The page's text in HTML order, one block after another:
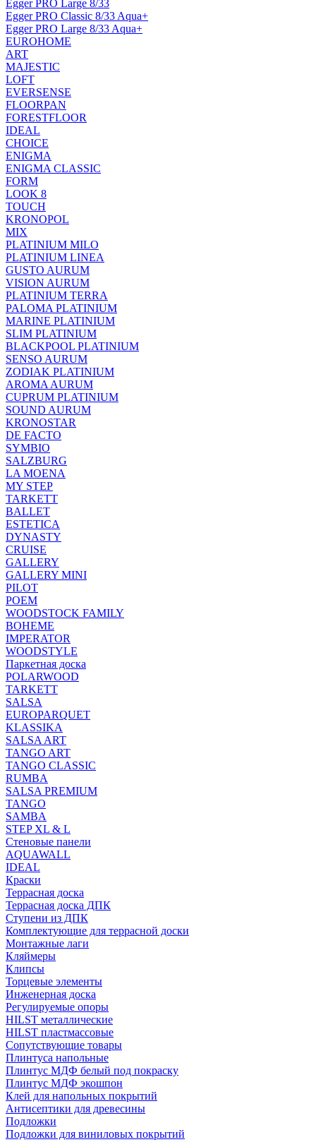
Egger PRO Large 8/33
Egger PRO Classic 8/33 Aqua+
Egger PRO Large 8/33 Aqua+
EUROHOME
ART
MAJESTIC
LOFT
EVERSENSE
FLOORPAN
FORESTFLOOR
IDEAL
CHOICE
ENIGMA
ENIGMA CLASSIC
FORM
LOOK 8
TOUCH
KRONOPOL
MIX
PLATINIUM MILO
PLATINIUM LINEA
GUSTO AURUM
VISION AURUM
PLATINIUM TERRA
PALOMA PLATINIUM
MARINE PLATINIUM
SLIM PLATINIUM
BLACKPOOL PLATINIUM
SENSO AURUM
ZODIAK PLATINIUM
AROMA AURUM
CUPRUM PLATINIUM
SOUND AURUM
KRONOSTAR
DE FACTO
SYMBIO
SALZBURG
LA MOENA
MY STEP
TARKETT
BALLET
ESTETICA
DYNASTY
CRUISE
GALLERY
GALLERY MINI
PILOT
POEM
WOODSTOCK FAMILY
BOHEME
IMPERATOR
WOODSTYLE
Паркетная доска
POLARWOOD
TARKETT
SALSA
EUROPARQUET
KLASSIKA
SALSA ART
TANGO ART
TANGO CLASSIC
RUMBA
SALSA PREMIUM
TANGO
SAMBA
STEP XL & L
Стеновые панели
AQUAWALL
IDEAL
Краски
Террасная доска
Террасная доска ДПК
Ступени из ДПК
Комплектующие для террасной доски
Монтажные лаги
Кляймеры
Клипсы
Торцевые элементы
Инженерная доска
Регулируемые опоры
HILST металлические
HILST пластмассовые
Сопутствующие товары
Плинтуса напольные
Плинтус МДФ белый под покраску
Плинтус МДФ экошпон
Клей для напольных покрытий
Антисептики для древесины
Подложки
Подложки для виниловых покрытий